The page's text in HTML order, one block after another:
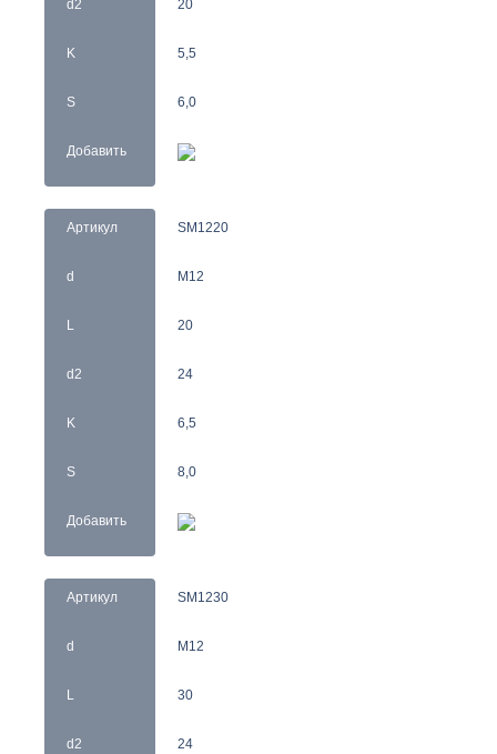
d2
K
S
Добавить
20
5,5
6,0
Артикул
d
L
d2
K
S
Добавить
SM1220
M12
20
24
6,5
8,0
Артикул
d
L
d2
SM1230
M12
30
24